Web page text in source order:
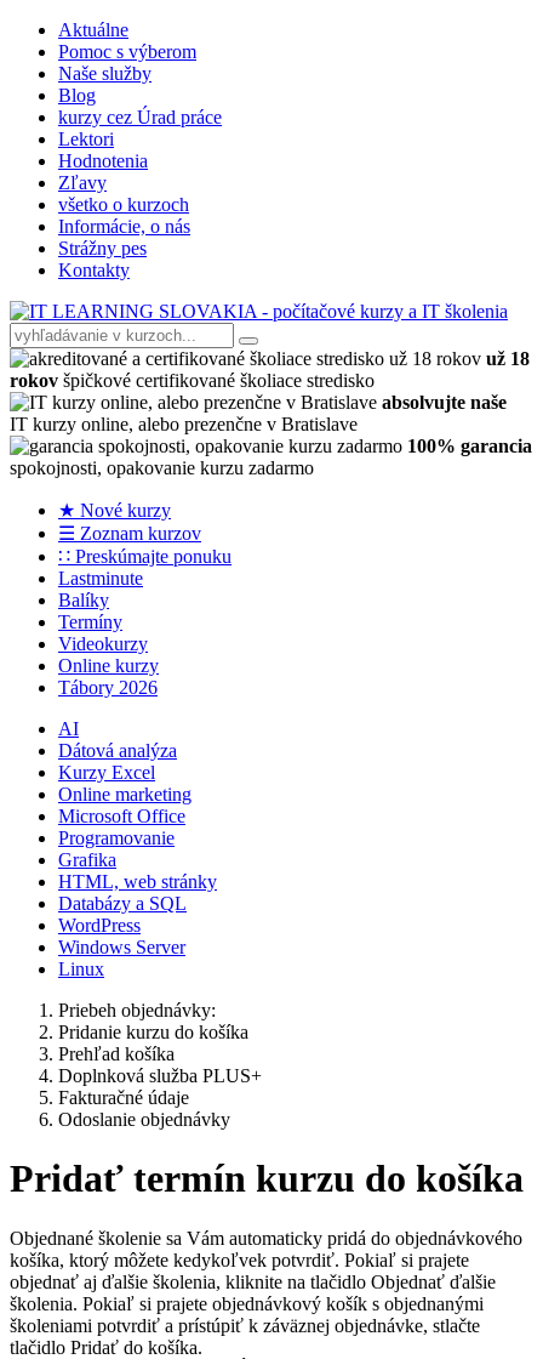
Aktuálne
Pomoc s výberom
Naše služby
Blog
kurzy cez Úrad práce
Lektori
Hodnotenia
Zľavy
všetko o kurzoch
Informácie, o nás
Strážny pes
Kontakty
už 18
rokov špičkové certifikované školiace stredisko
absolvujte naše
IT kurzy online, alebo prezenčne v Bratislave
100% garancia
spokojnosti, opakovanie kurzu zadarmo
★ Nové kurzy
☰ Zoznam kurzov
∷ Preskúmajte ponuku
Lastminute
Balíky
Termíny
Videokurzy
Online kurzy
Tábory 2026
AI
Dátová analýza
Kurzy Excel
Online marketing
Microsoft Office
Programovanie
Grafika
HTML, web stránky
Databázy a SQL
WordPress
Windows Server
Linux
Priebeh objednávky:
Pridanie kurzu do košíka
Prehľad košíka
Doplnková služba PLUS+
Fakturačné údaje
Odoslanie objednávky
Pridať termín kurzu do košíka
Objednané školenie sa Vám automaticky pridá do objednávkového
košíka, ktorý môžete kedykoľvek potvrdiť. Pokiaľ si prajete
objednať aj ďalšie školenia, kliknite na tlačidlo Objednať ďalšie
školenia. Pokiaľ si prajete objednávkový košík s objednanými
školeniami potvrdiť a prístúpiť k záväznej objednávke, stlačte
tlačidlo Pridať do košíka.